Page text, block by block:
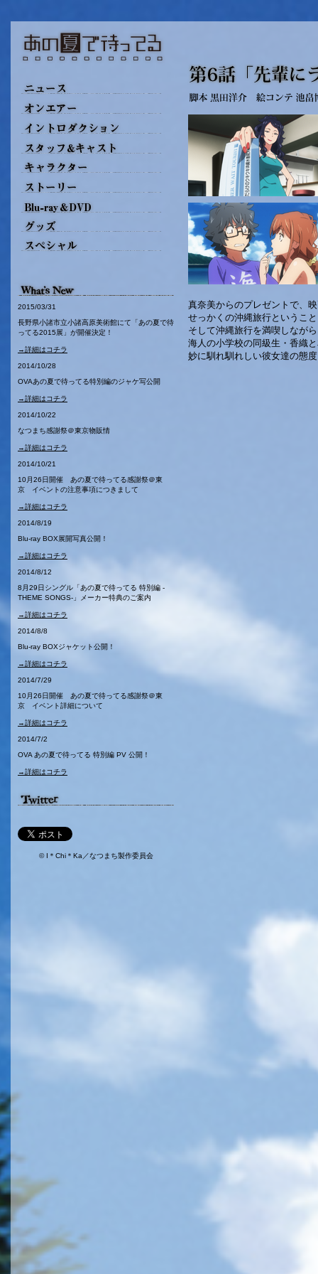
2015/03/31
長野県小諸市立小諸高原美術館にて「あの夏で待
ってる2015展」が開催決定！
→詳細はコチラ
2014/10/28
OVAあの夏で待ってる特別編のジャケ写公開
→詳細はコチラ
2014/10/22
なつまち感謝祭＠東京物販情
→詳細はコチラ
2014/10/21
10月26日開催 あの夏で待ってる感謝祭＠東
京 イベントの注意事項につきまして
→詳細はコチラ
2014/8/19
Blu-ray BOX展開写真公開！
→詳細はコチラ
2014/8/12
8月29日シングル「あの夏で待ってる 特別編 -
THEME SONGS-」メーカー特典のご案内
→詳細はコチラ
2014/8/8
Blu-ray BOXジャケット公開！
→詳細はコチラ
2014/7/29
10月26日開催 あの夏で待ってる感謝祭＠東
京 イベント詳細について
→詳細はコチラ
2014/7/2
OVA あの夏で待ってる 特別編 PV 公開！
→詳細はコチラ
© I＊Chi＊Ka／なつまち製作委員会
真奈美からのプレゼントで、
せっかくの沖縄旅行というこ
そして沖縄旅行を満喫しなが
海人の小学校の同級生・香織
妙に馴れ馴れしい彼女達の態